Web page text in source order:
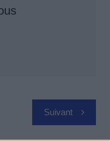
Suivant